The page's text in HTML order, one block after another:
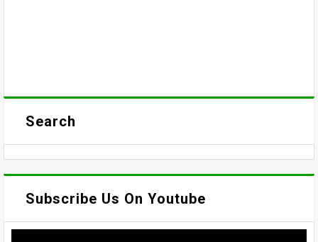
Search
Subscribe Us On Youtube